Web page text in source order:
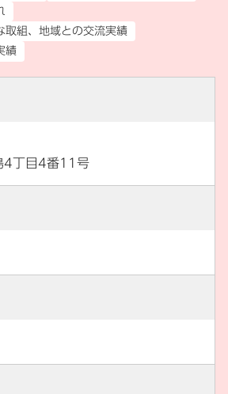
取組、地域との交流実績
績
4丁目4番11号